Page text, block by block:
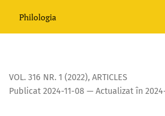
Unități frazeologice
Philologia
VOL. 316 NR. 1 (2022), ARTICLES
Publicat 2024-11-08 — Actualizat în 2024-